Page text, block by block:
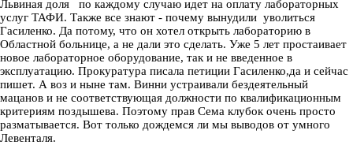
Львиная доля по каждому случаю идет на оплату лабораторных
услуг ТАФИ. Также все знают - почему вынудили уволиться
Гасиленко. Да потому, что он хотел открыть лабораторию в
Областной больнице, а не дали это сделать. Уже 5 лет простаивает
новое лабораторное оборудование, так и не введенное в
эксплуатацию. Прокуратура писала петиции Гасиленко,да и сейчас
пишет. А воз и ныне там. Винни устраивали бездеятельный
мацанов и не соответствующая должности по квалификационным
критериям поздышева. Поэтому прав Сема клубок очень просто
разматывается. Вот только дождемся ли мы выводов от умного
Левенталя.